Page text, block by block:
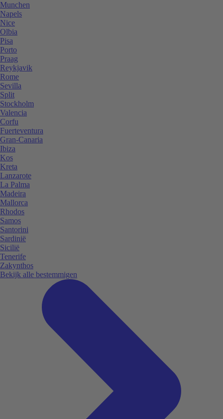
Munchen
Napels
Nice
Olbia
Pisa
Porto
Praag
Reykjavik
Rome
Sevilla
Split
Stockholm
Valencia
Corfu
Fuerteventura
Gran-Canaria
Ibiza
Kos
Kreta
Lanzarote
La Palma
Madeira
Mallorca
Rhodos
Samos
Santorini
Sardinië
Sicilië
Tenerife
Zakynthos
Bekijk alle bestemmigen